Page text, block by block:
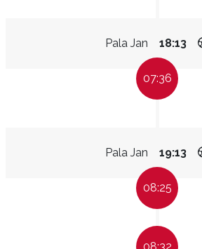
Pala Jan 18:13
07:36
Pala Jan 19:13
08:25